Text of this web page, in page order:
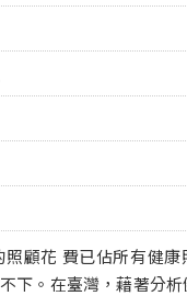
顧花 費已佔所有健康
下。在臺灣，藉著分